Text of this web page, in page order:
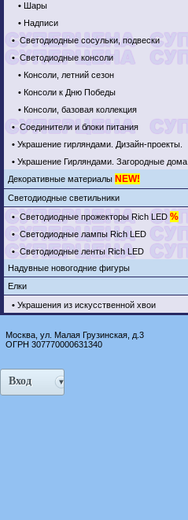
• Шары
• Надписи
•Светодиодные сосульки, подвески
•Светодиодные консоли
• Консоли, летний сезон
• Консоли к Дню Победы
• Консоли, базовая коллекция
•Соединители и блоки питания
• Украшение гирляндами. Дизайн-проекты.
• Украшение Гирляндами. Загородные дома.
Декоративные материалы NEW!
Светодиодные светильники
•Светодиодные прожекторы Rich LED %
•Светодиодные лампы Rich LED
•Светодиодные ленты Rich LED
Надувные новогодние фигуры
Елки
• Украшения из искусственной хвои
Москва, ул. Малая Грузинская, д.3
ОГРН 307770000631340
Вход